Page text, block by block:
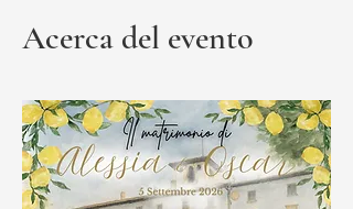
Acerca del evento